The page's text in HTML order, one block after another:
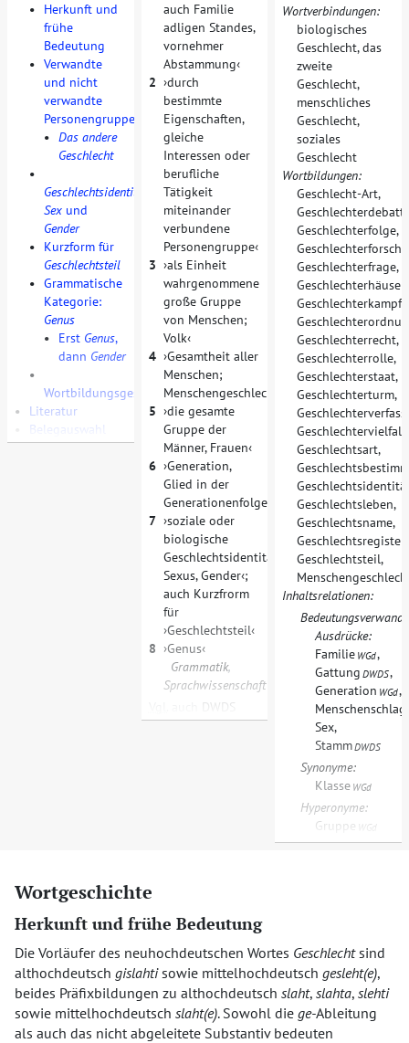
•
Herkunft und
frühe
Bedeutung
• Verwandte
und nicht
verwandte
Personengruppen
• Das andere
Geschlecht
•
Geschlechtsidentität
Sex und
Gender
•
Kurzform für
Geschlechtsteil
• Grammatische
Kategorie:
Genus
•
Erst Genus,
dann Gender
•
Wortbildungsgeschichte
•
Literatur
Belegauswahl
auch Familie
adligen Standes,
vornehmer
Abstammung
2
durch
bestimmte
Eigenschaften,
gleiche
Interessen oder
berufliche
Tätigkeit
miteinander
verbundene
Personengruppe
3
als Einheit
wahrgenommene
große Gruppe
von Menschen;
Volk
4
Gesamtheit aller
Menschen;
Menschengeschlecht
5
die gesamte
Gruppe der
Männer, Frauen
6
Generation,
Glied in der
Generationenfolge
7
soziale oder
biologische
Geschlechtsidentität;
Sexus, Gender ;
auch Kurzfrorm
für
Geschlechtsteil
8
Genus
Grammatik,
Sprachwissenschaft
DWDS
Wortverbindungen:
biologisches
Geschlecht,das
zweite
Geschlecht,
menschliches
Geschlecht,
soziales
Geschlecht
Wortbildungen:
Geschlecht-Art,
Geschlechterfolge,
Geschlechterfrage,
Geschlechterhäuser
Geschlechterkampf
Geschlechterrecht,
Geschlechterrolle,
Geschlechterstaat,
Geschlechterturm,
Geschlechtervielfalt
Geschlechtsart,
Geschlechtsleben,
Geschlechtsname,
Geschlechtsregister
Geschlechtsteil,
Inhaltsrelationen:
Ausdrücke:
Familie WGd,
Gattung DWDS,
Generation WGd,
Menschenschlag
Sex,
StammDWDS
Synonyme:
Klasse WGd
Hyperonyme:
Gruppe
WGd
Wortgeschichte
Herkunft und frühe Bedeutung
Die Vorläufer des neuhochdeutschen Wortes Geschlechtsind
althochdeutsch gislahtisowie mittelhochdeutsch gesleht(e),
beides Präfixbildungen zu althochdeutsch slaht, slahta, slehti
sowie mittelhochdeutsch slaht(e). Sowohl die ge-Ableitung
als auch das nicht abgeleitete Substantiv bedeuten